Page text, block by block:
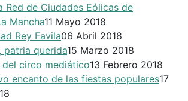
Red de Ciudades Eólicas de
Mancha11 Mayo 2018
Rey Favila06 Abril 2018
patria querida15 Marzo 2018
del circo mediático13 Febrero 2018
encanto de las fiestas populares17